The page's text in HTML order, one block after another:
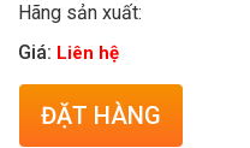
Hãng sản xuất:
Giá: Liên hệ
ĐẶT HÀNG